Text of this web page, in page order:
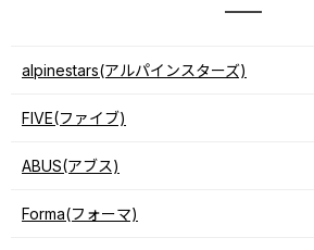
alpinestars(アルパインスターズ)
FIVE(ファイブ)
ABUS(アブス)
Forma(フォーマ)